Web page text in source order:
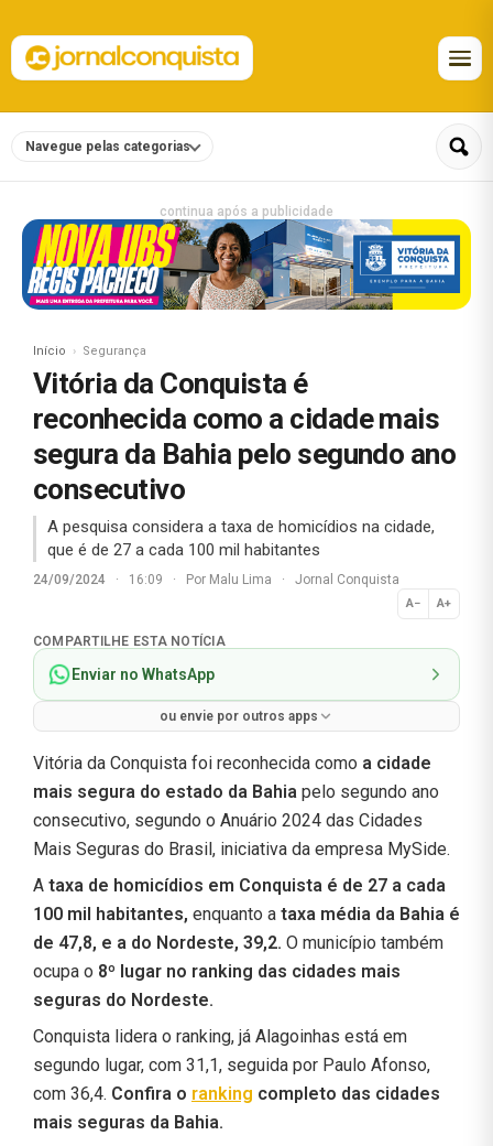
Navegue pelas categorias
continua após a publicidade
Início Segurança
Vitória da Conquista é
reconhecida como a cidade mais
segura da Bahia pelo segundo ano
consecutivo
A pesquisa considera a taxa de homicídios na cidade,
que é de 27 a cada 100 mil habitantes
24/09/2024 · 16:09 · Por Malu Lima · Jornal Conquista
A− A+
Normal
COMPARTILHE ESTA NOTÍCIA
Enviar no WhatsApp
ou envie por outros apps
Vitória da Conquista foi reconhecida como a cidade
mais segura do estado da Bahia pelo segundo ano
consecutivo, segundo o Anuário 2024 das Cidades
Mais Seguras do Brasil, iniciativa da empresa MySide.
A taxa de homicídios em Conquista é de 27 a cada
100 mil habitantes, enquanto a taxa média da Bahia é
de 47,8, e a do Nordeste, 39,2. O município também
ocupa o 8º lugar no ranking das cidades mais
seguras do Nordeste.
Conquista lidera o ranking, já Alagoinhas está em
segundo lugar, com 31,1, seguida por Paulo Afonso,
com 36,4. Confira o ranking completo das cidades
mais seguras da Bahia.